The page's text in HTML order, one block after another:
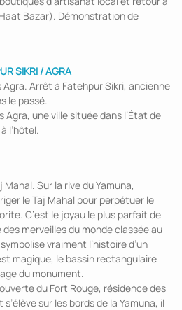
Bazar). Démonstration de
SIKRI / AGRA
Agra. Arrêt à Fatehpur Sikri, ancienne
le passé.
Agra, une ville située dans l’État de
l’hôtel.
Mahal. Sur la rive du Yamuna,
le Taj Mahal pour perpétuer le
C’est le joyau le plus parfait de
des merveilles du monde classée au
vraiment l’histoire d’un
magique, le bassin rectangulaire
du monument.
du Fort Rouge, résidence des
sur les bords de la Yamuna, il